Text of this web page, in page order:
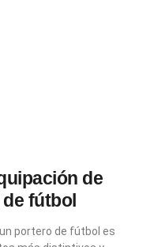
de
fútbol
un portero de fútbol es